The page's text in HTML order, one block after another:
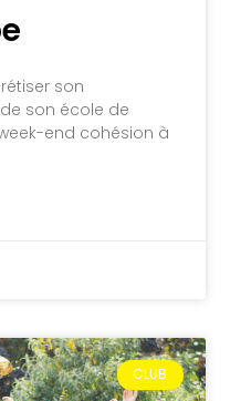
son
son école de
end cohésion à
CLUB